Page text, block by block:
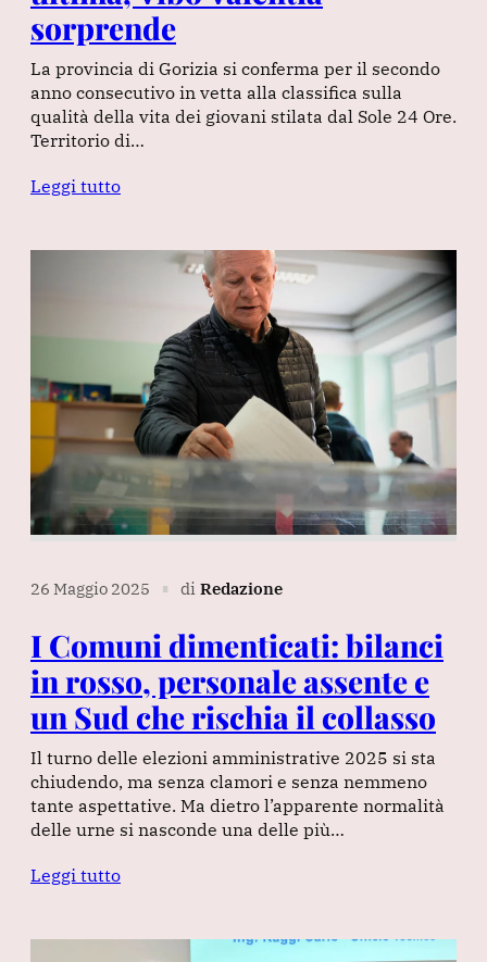
sorprende
La provincia di Gorizia si conferma per il secondo
anno consecutivo in vetta alla classifica sulla
qualità della vita dei giovani stilata dal Sole 24 Ore.
Territorio di…
Leggi tutto
26 Maggio 2025 ∎ di Redazione
I Comuni dimenticati: bilanci
in rosso, personale assente e
un Sud che rischia il collasso
Il turno delle elezioni amministrative 2025 si sta
chiudendo, ma senza clamori e senza nemmeno
tante aspettative. Ma dietro l’apparente normalità
delle urne si nasconde una delle più…
Leggi tutto